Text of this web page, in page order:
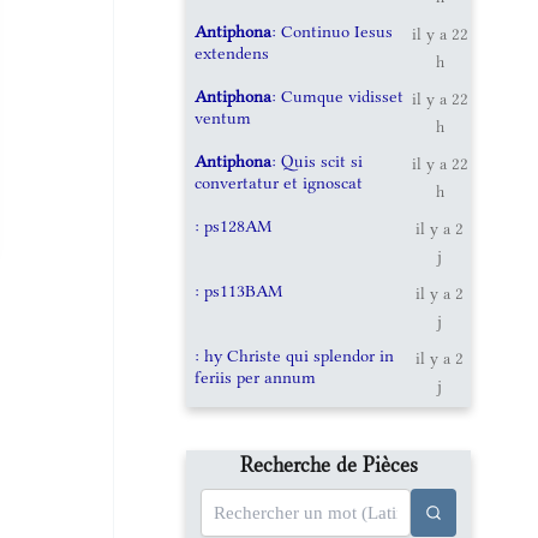
Antiphona: Continuo Iesus
extendens
il y a 22
h
Antiphona: Cumque vidisset
ventum
il y a 22
h
Antiphona: Quis scit si
convertatur et ignoscat
il y a 22
h
: ps128AM
il y a 2
j
: ps113BAM
il y a 2
j
: hy Christe qui splendor in
feriis per annum
il y a 2
j
Recherche de Pièces